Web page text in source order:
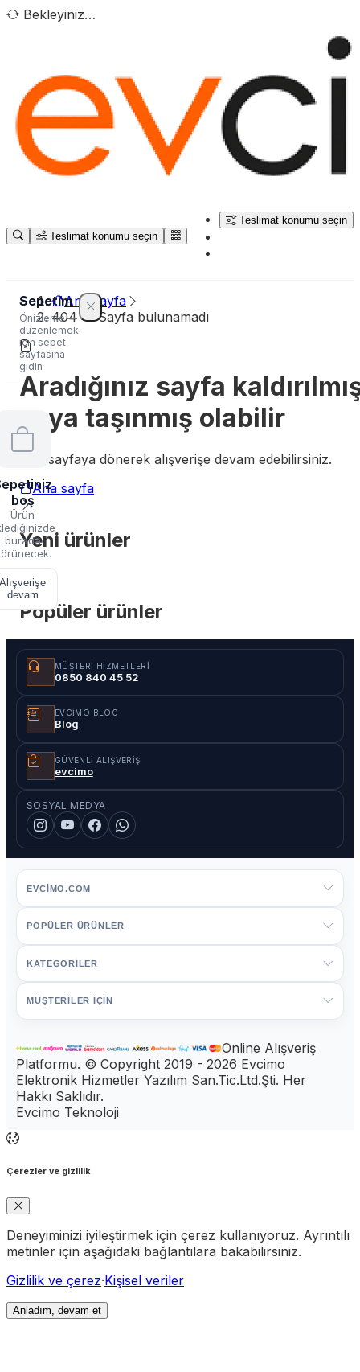
Bekleyiniz…
Teslimat konumu seçin
Teslimat konumu seçin
Sepetim
Önizleme —
düzenlemek
için sepet
sayfasına
gidin
boş
Ürün
burada
Alışverişe
devam
Ana sayfa
404 — Sayfa bulunamadı
Aradığınız sayfa
veya taşınmış olabilir
Ana sayfaya dönerek alışverişe devam edebilirsiniz.
Ana sayfa
Yeni ürünler
Popüler ürünler
MÜŞTERI HIZMETLERI
0850 840 45 52
EVCIMO BLOG
Blog
GÜVENLI ALIŞVERIŞ
evcimo
SOSYAL MEDYA
EVCIMO.COM
POPÜLER ÜRÜNLER
KATEGORİLER
MÜŞTERİLER İÇİN
Online Alışveriş
Platformu. © Copyright 2019 - 2026 Evcimo
Elektronik Hizmetler Yazılım San.Tic.Ltd.Şti. Her
Hakkı Saklıdır.
Evcimo Teknoloji
Çerezler ve gizlilik
Deneyiminizi iyileştirmek için çerez kullanıyoruz. Ayrıntılı
metinler için aşağıdaki bağlantılara bakabilirsiniz.
Gizlilik ve çerez·Kişisel veriler
Anladım, devam et